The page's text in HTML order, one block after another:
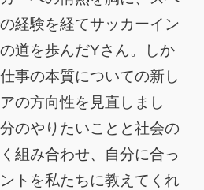
経験を経てサッカーイン
道を歩んだYさん。しか
事の本質についての新し
の方向性を見直しまし
のやりたいことと社会の
組み合わせ、自分に合っ
トを私たちに教えてくれ